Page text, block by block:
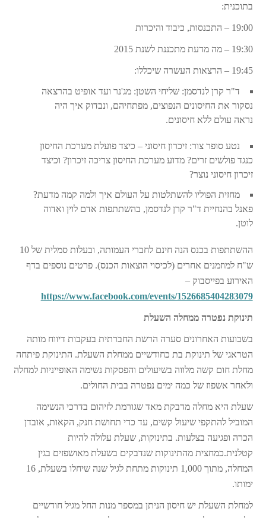
בתוכנית:
19:00 – התכנסות, כיבוד והיכרות
19:30 – מה מדעת מתכננת לשנת 2015
19:45 – הרצאות העשרה שיכללו:
ד"ר קרן לנדסמן: שליחי השטן: מג'נר ועד אופיט בהרצאה
נסקור את החיסונים הנפוצים, מפתחיהם, ונבדוק איך היה
נראה עולם ללא חיסונים.
נטע סופר צור: זיכרון חיסוני – כיצד פועלת מערכת החיסון
כנגד פולשים זרים? מדוע מערכת החיסון צריכה זיכרון? וכיצד
זיכרון חיסוני נוצר?
מחזית הפוליו להשתלטות על העולם איך ולמה קמה מדעת?
פאנל בהנחיית ד"ר קרן לנדסמן, בהשתתפות אדם לוין ואדוה
לוטן.
ההשתתפות בכנס הנה חינם לחברי העמותה, ובעלות סמלית של 10
ש"ח למוזמנים אחרים (לכיסוי הוצאות הכנס). פרטים נוספים בדף
האירוע בפייסבוק –
https://www.facebook.com/events/1526685404283079
תינוקת נפטרה ממחלה השעלת
בשבועות האחרונים סערה הרשת החברתית בעקבות דיווח מותה
הטראגי של תינוקת בת כחודשיים ממחלת השעלת. התינוקת פיתחה
מחלת חום קשה מלווה בשיעולים והפסקות נשימה האופייניות למחלה
ולאחר אשפוז של כמה ימים נפטרה בבית החולים.
שעלת היא מחלה מדבקת מאד שגורמת לזיהום בדרכי הנשימה
המוביל להתקפי שיעול קשים, עד כדי תחושת חנק, הקאות, אובדן
הכרה ופגיעה בצלעות. בתינוקות, שעלת עלולה להיות
קטלנית.כמחצית מהתינוקות שנדבקים בשעלת מאושפזים בגין
המחלה, מתוך 1,000 תינוקות מתחת לגיל שנה שיחלו בשעלת, 16
ימותו.
למחלת השעלת יש חיסון הניתן במספר מנות החל מגיל חודשיים